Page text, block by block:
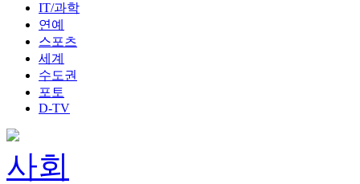
IT/과학
연예
스포츠
세계
수도권
포토
D-TV
사회